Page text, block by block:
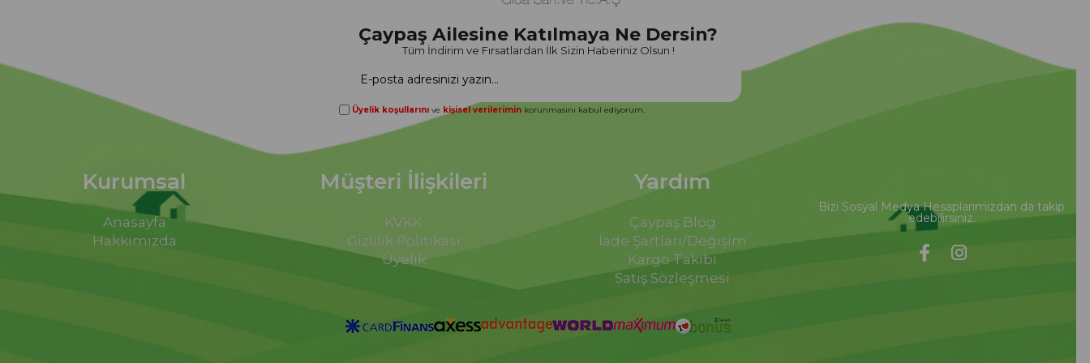
Çaypaş Ailesine Katılmaya Ne Dersin?
Tüm İndirim ve Fırsatlardan İlk Sizin Haberiniz Olsun !
Üyelik koşullarınıve kişisel verileriminkorunmasını kabul ediyorum.
Kurumsal
Anasayfa
Hakkımızda
Müşteri İlişkileri
KVKK
Gizlilik Politikası
Üyelik
Yardım
Çaypaş Blog
İade Şartları/Değişim
Kargo Takibi
Satış Sözleşmesi
Bizi Sosyal Medya Hesaplarımızdan da takip
edebilirsiniz.